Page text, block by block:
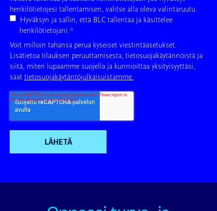
henkilötietojesi tallentamisen, valitse alla oleva valintaruutu.
Hyväksyn ja sallin, että BLC tallentaa ja käsittelee
henkilötietojani.*
Voit milloin tahansa perua kyseiset viestintäasetukset.
Lisätietoa tilauksen peruuttamisesta, tietosuojakäytännöistä ja
siitä, miten lupaamme suojella ja kunnioittaa yksityisyyttäsi,
saat tietosuojakäytäntöjulkaisuistamme.